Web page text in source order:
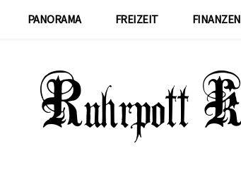
PANORAMA FREIZEIT FINANZEN